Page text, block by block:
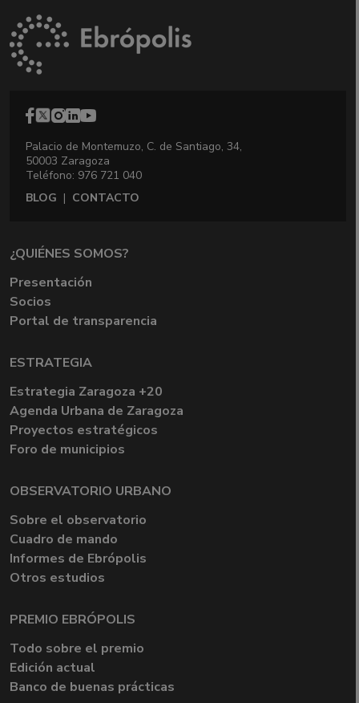
Palacio de Montemuzo, C. de Santiago, 34,
50003 Zaragoza
Teléfono: 976 721 040
BLOG | CONTACTO
¿QUIÉNES SOMOS?
Presentación
Socios
Portal de transparencia
ESTRATEGIA
Estrategia Zaragoza +20
Agenda Urbana de Zaragoza
Proyectos estratégicos
Foro de municipios
OBSERVATORIO URBANO
Sobre el observatorio
Cuadro de mando
Informes de Ebrópolis
Otros estudios
PREMIO EBRÓPOLIS
Todo sobre el premio
Edición actual
Banco de buenas prácticas